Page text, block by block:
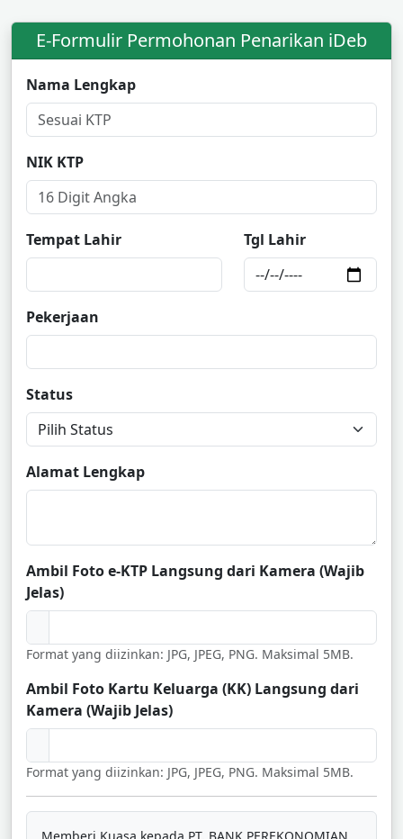
E-Formulir Permohonan Penarikan iDeb
Nama Lengkap
NIK KTP
Tempat Lahir Tgl Lahir
Pekerjaan
Status
Alamat Lengkap
Ambil Foto e-KTP Langsung dari Kamera (Wajib
Jelas)
Format yang diizinkan: JPG, JPEG, PNG. Maksimal 5MB.
Ambil Foto Kartu Keluarga (KK) Langsung dari
Kamera (Wajib Jelas)
Format yang diizinkan: JPG, JPEG, PNG. Maksimal 5MB.